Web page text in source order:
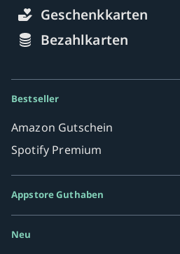
Geschenkkarten
Bezahlkarten
Bestseller
Amazon Gutschein
Spotify Premium
Appstore Guthaben
Neu